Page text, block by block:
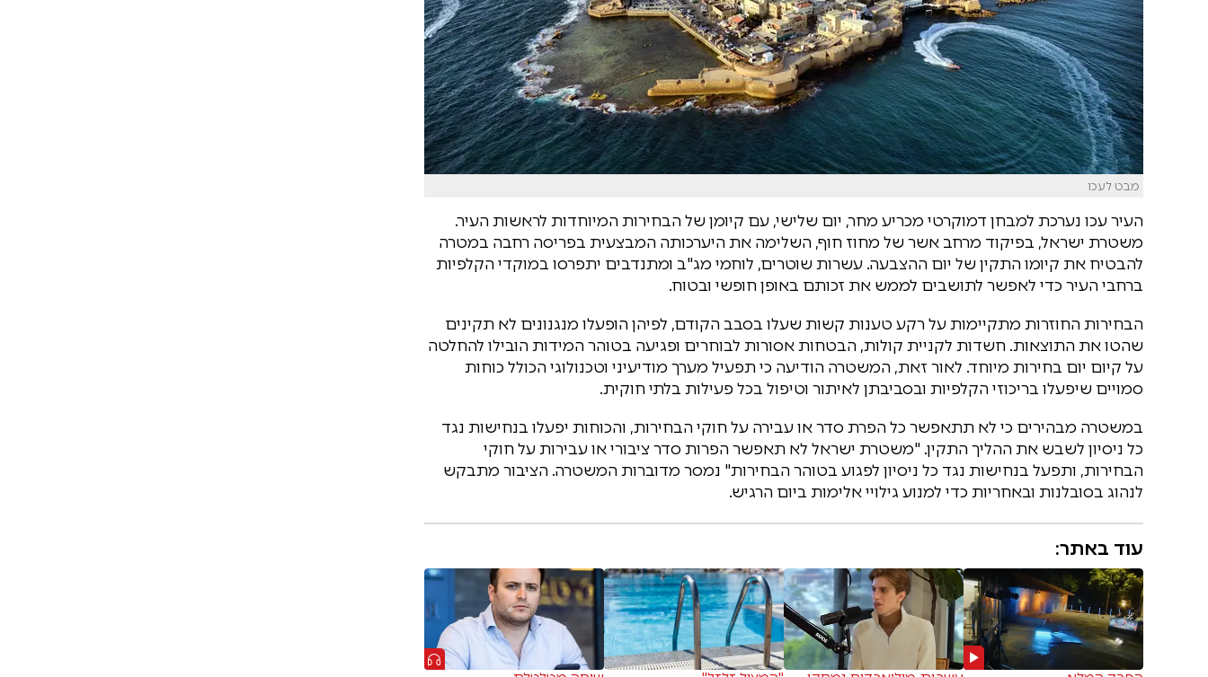
מבט לעכו
העיר עכו נערכת למבחן דמוקרטי מכריע מחר, יום שלישי, עם קיומן של הבחירות המיוחדות לראשות העיר.
משטרת ישראל, בפיקוד מרחב אשר של מחוז חוף, השלימה את היערכותה המבצעית בפריסה רחבה במטרה
להבטיח את קיומו התקין של יום ההצבעה. עשרות שוטרים, לוחמי מג"ב ומתנדבים יתפרסו במוקדי הקלפיות
ברחבי העיר כדי לאפשר לתושבים לממש את זכותם באופן חופשי ובטוח.
הבחירות החוזרות מתקיימות על רקע טענות קשות שעלו בסבב הקודם, לפיהן הופעלו מנגנונים לא תקינים
שהטו את התוצאות. חשדות לקניית קולות, הבטחות אסורות לבוחרים ופגיעה בטוהר המידות הובילו להחלטה
על קיום יום בחירות מיוחד. לאור זאת, המשטרה הודיעה כי תפעיל מערך מודיעיני וטכנולוגי הכולל כוחות
סמויים שיפעלו בריכוזי הקלפיות ובסביבתן לאיתור וטיפול בכל פעילות בלתי חוקית.
במשטרה מבהירים כי לא תתאפשר כל הפרת סדר או עבירה על חוקי הבחירות, והכוחות יפעלו בנחישות נגד
כל ניסיון לשבש את ההליך התקין. "משטרת ישראל לא תאפשר הפרות סדר ציבורי או עבירות על חוקי
הבחירות, ותפעל בנחישות נגד כל ניסיון לפגוע בטוהר הבחירות" נמסר מדוברות המשטרה. הציבור מתבקש
לנהוג בסובלנות ובאחריות כדי למנוע גילויי אלימות ביום הרגיש.
עוד באתר: